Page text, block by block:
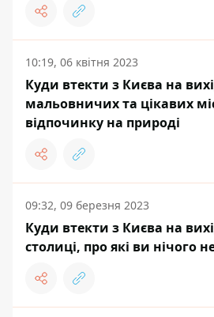
10:19, 06 квітня 2023
Куди втекти з Києва на
мальовничих та цікавих
відпочинку на природі
09:32, 09 березня 2023
Куди втекти з Києва на
столиці, про які ви нічого